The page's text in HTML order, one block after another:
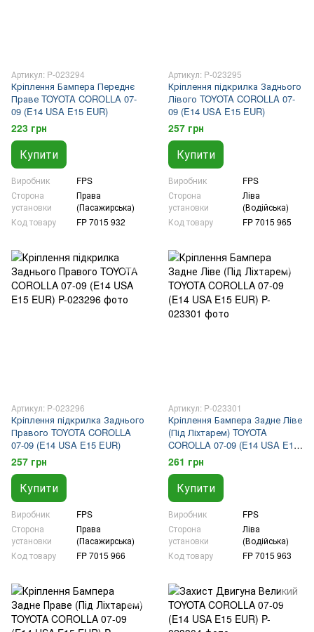
Артикул: P-023294
Кріплення Бампера Переднє
Праве TOYOTA COROLLA 07-
09 (E14 USA E15 EUR)
223 грн
Купити
Виробник
FPS
Сторона
установки
Права
(Пасажирська)
Код товару
FP 7015 932
Артикул: P-023295
Кріплення підкрилка Заднього
Лівого TOYOTA COROLLA 07-
09 (E14 USA E15 EUR)
257 грн
Купити
Виробник
FPS
Сторона
установки
Ліва
(Водійська)
Код товару
FP 7015 965
Артикул: P-023296
Кріплення підкрилка Заднього
Правого TOYOTA COROLLA
07-09 (E14 USA E15 EUR)
257 грн
Купити
Виробник
FPS
Сторона
установки
Права
(Пасажирська)
Код товару
FP 7015 966
Артикул: P-023301
Кріплення Бампера Задне Ліве
(Під Ліхтарем) TOYOTA
COROLLA 07-09 (E14 USA E15
EUR)
261 грн
Купити
Виробник
FPS
Сторона
установки
Ліва
(Водійська)
Код товару
FP 7015 963